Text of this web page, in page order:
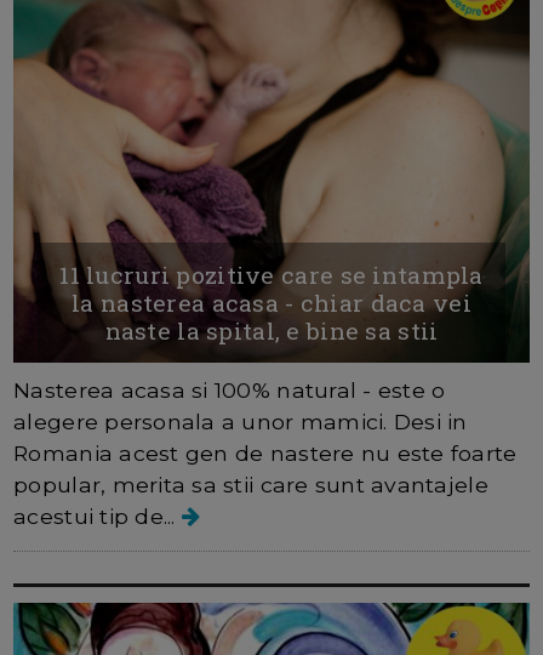
11 lucruri pozitive care se intampla
la nasterea acasa - chiar daca vei
naste la spital, e bine sa stii
Nasterea acasa si 100% natural - este o
alegere personala a unor mamici. Desi in
Romania acest gen de nastere nu este foarte
popular, merita sa stii care sunt avantajele
acestui tip de...